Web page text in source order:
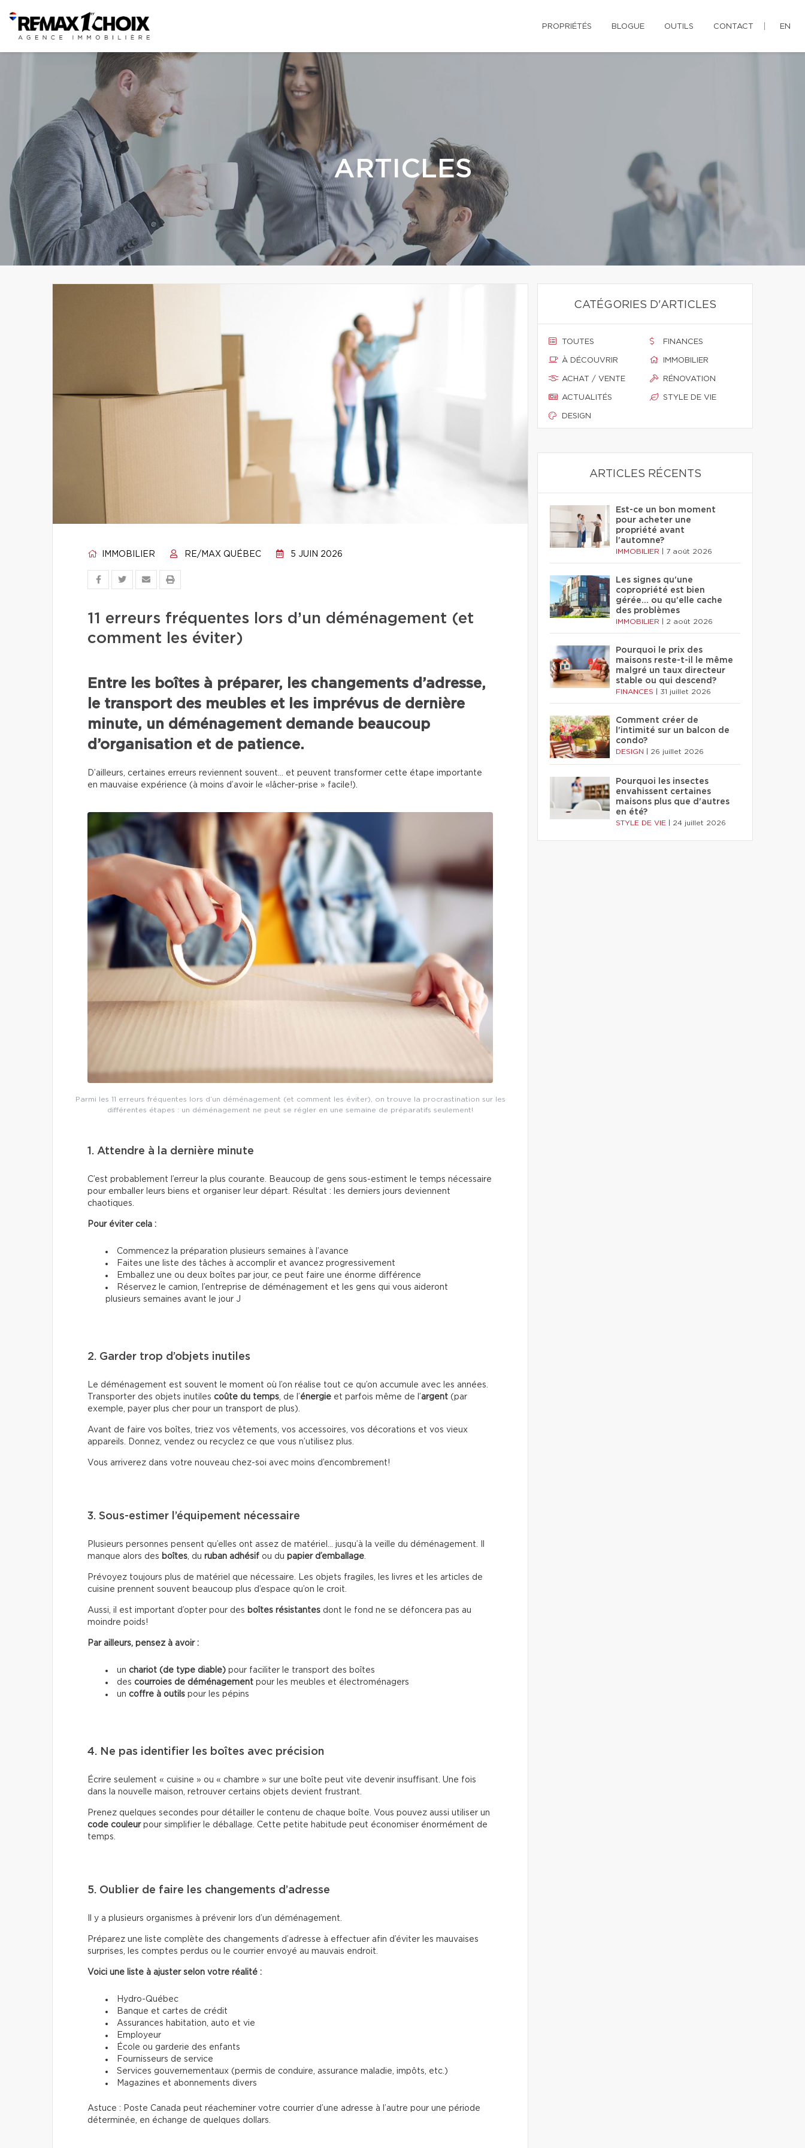
PROPRIÉTÉS BLOGUE OUTILS CONTACT EN
ARTICLES
IMMOBILIER RE/MAX QUÉBEC 5 JUIN 2026
11 erreurs fréquentes lors d’un déménagement (et
comment les éviter)
Entre les boîtes à préparer, les changements d’adresse,
le transport des meubles et les imprévus de dernière
minute, un déménagement demande beaucoup
d’organisation et de patience.
D’ailleurs, certaines erreurs reviennent souvent… et peuvent transformer cette étape importante
en mauvaise expérience (à moins d’avoir le «lâcher-prise » facile!).
Parmi les 11 erreurs fréquentes lors d’un déménagement (et comment les éviter), on trouve la procrastination sur les
différentes étapes : un déménagement ne peut se régler en une semaine de préparatifs seulement!
1. Attendre à la dernière minute
C’est probablement l’erreur la plus courante. Beaucoup de gens sous-estiment le temps nécessaire
pour emballer leurs biens et organiser leur départ. Résultat : les derniers jours deviennent
chaotiques.
Pour éviter cela :
Commencez la préparation plusieurs semaines à l’avance
Faites une liste des tâches à accomplir et avancez progressivement
Emballez une ou deux boîtes par jour, ce peut faire une énorme différence
Réservez le camion, l’entreprise de déménagement et les gens qui vous aideront
plusieurs semaines avant le jour J
2. Garder trop d’objets inutiles
Le déménagement est souvent le moment où l’on réalise tout ce qu’on accumule avec les années.
Transporter des objets inutiles coûte du temps , de l’énergie et parfois même de l’argent (par
exemple, payer plus cher pour un transport de plus).
Avant de faire vos boîtes, triez vos vêtements, vos accessoires, vos décorations et vos vieux
appareils. Donnez, vendez ou recyclez ce que vous n’utilisez plus.
Vous arriverez dans votre nouveau chez-soi avec moins d’encombrement!
3. Sous-estimer l’équipement nécessaire
Plusieurs personnes pensent qu’elles ont assez de matériel… jusqu’à la veille du déménagement. Il
manque alors des boîtes , du ruban adhésif ou du papier d’emballage
Prévoyez toujours plus de matériel que nécessaire. Les objets fragiles, les livres et les articles de
cuisine prennent souvent beaucoup plus d’espace qu’on le croit.
Aussi, il est important d’opter pour des boîtes résistantes dont le fond ne se défoncera pas au
moindre poids!
Par ailleurs, pensez à avoir :
un chariot (de type diable) pour faciliter le transport des boîtes
des courroies de déménagement pour les meubles et électroménagers
un coffre à outils pour les pépins
4. Ne pas identifier les boîtes avec précision
Écrire seulement « cuisine » ou « chambre » sur une boîte peut vite devenir insuffisant. Une fois
dans la nouvelle maison, retrouver certains objets devient frustrant.
Prenez quelques secondes pour détailler le contenu de chaque boîte. Vous pouvez aussi utiliser un
code couleurpour simplifier le déballage. Cette petite habitude peut économiser énormément de
temps.
5. Oublier de faire les changements d’adresse
Il y a plusieurs organismes à prévenir lors d’un déménagement.
Préparez une liste complète des changements d’adresse à effectuer afin d’éviter les mauvaises
surprises, les comptes perdus ou le courrier envoyé au mauvais endroit.
Voici une liste à ajuster selon votre réalité :
Hydro-Québec
Banque et cartes de crédit
Assurances habitation, auto et vie
Employeur
École ou garderie des enfants
Fournisseurs de service
Services gouvernementaux (permis de conduire, assurance maladie, impôts, etc.)
Magazines et abonnements divers
Astuce : Poste Canada peut réacheminer votre courrier d’une adresse à l’autre pour une période
déterminée, en échange de quelques dollars.
CATÉGORIES D'ARTICLES
TOUTES
À DÉCOUVRIR
ACHAT / VENTE
ACTUALITÉS
DESIGN
FINANCES
IMMOBILIER
RÉNOVATION
STYLE DE VIE
ARTICLES RÉCENTS
Est-ce un bon moment
pour acheter une
propriété avant
l'automne?
IMMOBILIER 7 août 2026
Les signes qu'une
copropriété est bien
gérée… ou qu'elle cache
des problèmes
IMMOBILIER 2 août 2026
Pourquoi le prix des
maisons reste-t-il le même
malgré un taux directeur
stable ou qui descend?
FINANCES 31 juillet 2026
Comment créer de
l'intimité sur un balcon de
condo?
DESIGN 26 juillet 2026
Pourquoi les insectes
envahissent certaines
maisons plus que d'autres
en été?
STYLE DE VIE 24 juillet 2026